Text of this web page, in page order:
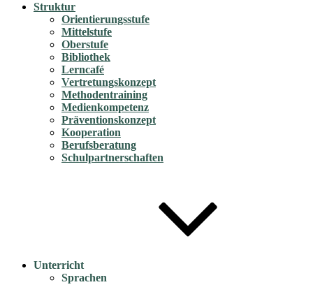
Struktur
Orientierungsstufe
Mittelstufe
Oberstufe
Bibliothek
Lerncafé
Vertretungskonzept
Methodentraining
Medienkompetenz
Präventionskonzept
Kooperation
Berufsberatung
Schulpartnerschaften
Unterricht
Sprachen